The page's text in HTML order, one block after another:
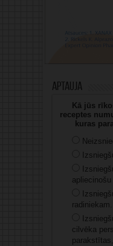
Aptauja
Kā jūs
receptes
kuras
radiniekam.
cilvēka